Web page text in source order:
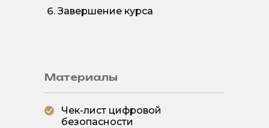
Материалы
Чек-лист цифровой
безопасности
Завершение курса